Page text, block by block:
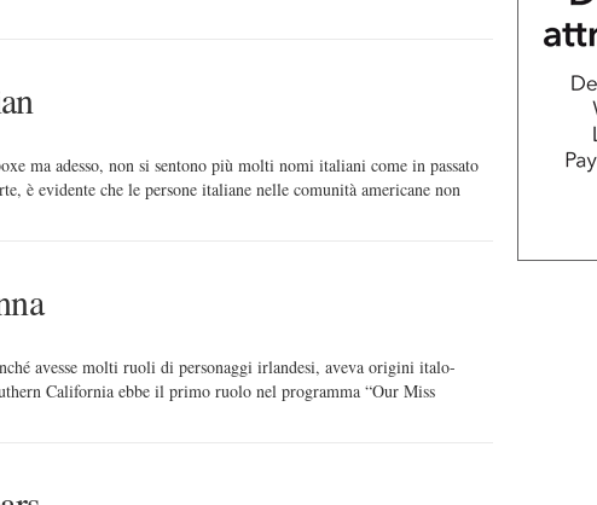
ma adesso, non si sentono più molti nomi italiani come in passato
è evidente che le persone italiane nelle comunità americane non
avesse molti ruoli di personaggi irlandesi, aveva origini italo-
California ebbe il primo ruolo nel programma “Our Miss